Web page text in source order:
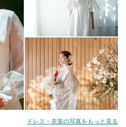
ドレス・衣装の写真をもっと見る